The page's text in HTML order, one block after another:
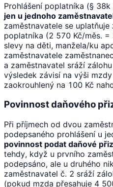
Prohlášení poplatníka (§
jen u jednoho
zaměstnavatele se uplatňuje
poplatníka (2 570 Kč/měs.
slevy na děti, manžela/ku
zaměstnavatele
a zaměstnavatel sráží
výsledek závisí na výši
zaokrouhlený na 100 Kč
Povinnost daňového
Při příjmech od dvou
podepsaného prohlášení u
povinnost podat daňové
tehdy, když u prvního
podepsáno, ale u druhého
zaměstnavatel č. 2 sráží
(pokud mzda přesahuje 4